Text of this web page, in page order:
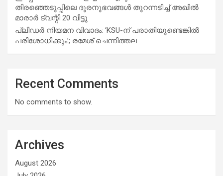
തിരഞ്ഞെടുപ്പിലെ ദുരനുഭവങ്ങള്‍ തുറന്നടിച്ച് അഖില്‍
മാരാര്‍ ട്വന്റി 20 വിട്ടു
പ്ലീഡർ നിയമന വിവാദം: ‘KSU-ന് പരാതിയുണ്ടെങ്കിൽ
പരിശോധിക്കും’; രമേശ് ചെന്നിത്തല
Recent Comments
No comments to show.
Archives
August 2026